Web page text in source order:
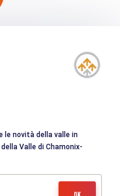
le novità della valle in
Valle di Chamonix-